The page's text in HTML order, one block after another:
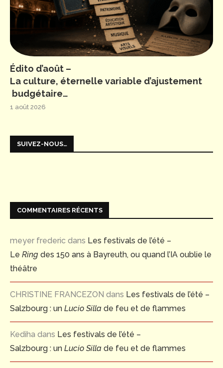
Édito d’août –
La culture, éternelle variable d’ajustement
budgétaire…
1 août 2026
SUIVEZ-NOUS…
COMMENTAIRES RÉCENTS
meyer frederic dans Les festivals de l’été –
Le Ring des 150 ans à Bayreuth, ou quand l’IA oublie le
théâtre
CHRISTINE FRANCEZON dans Les festivals de l’été –
Salzbourg : un Lucio Silla de feu et de flammes
Kediha dans Les festivals de l’été –
Salzbourg : un Lucio Silla de feu et de flammes